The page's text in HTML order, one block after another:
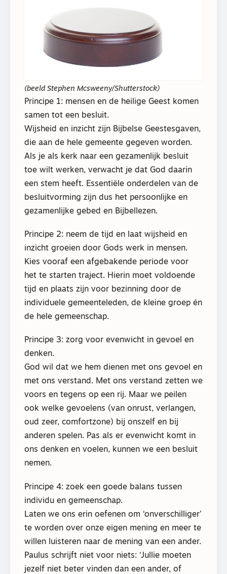
(beeld Stephen Mcsweeny/Shutterstock)
Principe 1: mensen en de heilige Geest komen
samen tot een besluit.
Wijsheid en inzicht zijn Bijbelse Geestesgaven,
die aan de hele gemeente gegeven worden.
Als je als kerk naar een gezamenlijk besluit
toe wilt werken, verwacht je dat God daarin
een stem heeft. Essentiële onderdelen van de
besluitvorming zijn dus het persoonlijke en
gezamenlijke gebed en Bijbellezen.
Principe 2: neem de tijd en laat wijsheid en
inzicht groeien door Gods werk in mensen.
Kies vooraf een afgebakende periode voor
het te starten traject. Hierin moet voldoende
tijd en plaats zijn voor bezinning door de
individuele gemeenteleden, de kleine groep én
de hele gemeenschap.
Principe 3: zorg voor evenwicht in gevoel en
denken.
God wil dat we hem dienen met ons gevoel en
met ons verstand. Met ons verstand zetten we
voors en tegens op een rij. Maar we peilen
ook welke gevoelens (van onrust, verlangen,
oud zeer, comfortzone) bij onszelf en bij
anderen spelen. Pas als er evenwicht komt in
ons denken en voelen, kunnen we een besluit
nemen.
Principe 4: zoek een goede balans tussen
individu en gemeenschap.
Laten we ons erin oefenen om ‘onverschilliger’
te worden over onze eigen mening en meer te
willen luisteren naar de mening van een ander.
Paulus schrijft niet voor niets: ‘Jullie moeten
jezelf niet beter vinden dan een ander, of